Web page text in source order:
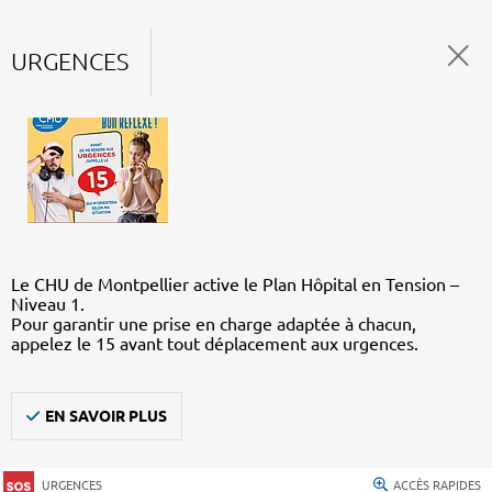
URGENCES
Le CHU de Montpellier active le Plan Hôpital en Tension –
Niveau 1.
Pour garantir une prise en charge adaptée à chacun,
appelez le 15 avant tout déplacement aux urgences.
EN SAVOIR PLUS
URGENCES ACCÈS RAPIDES